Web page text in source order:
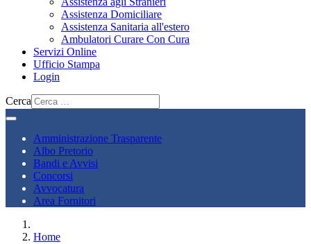
Assistenza Domiciliare
Assistenza Sanitaria all'estero
Ambulatori Curare Con Cura
Servizi Online
Ufficio Stampa
Login
Cerca
Amministrazione Trasparente
Albo Pretorio
Bandi e Avvisi
Concorsi
Avvocatura
Area Fornitori
Home